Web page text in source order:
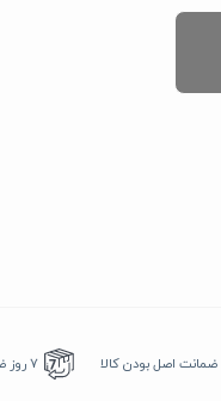
ضمانت اصل بودن کالا 7 روز ضمانت بازگشت